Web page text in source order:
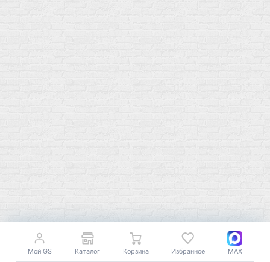
Популярное
Протеин
Для иммунитета
Аминокислоты
Мой GS Каталог Корзина Избранное MAX